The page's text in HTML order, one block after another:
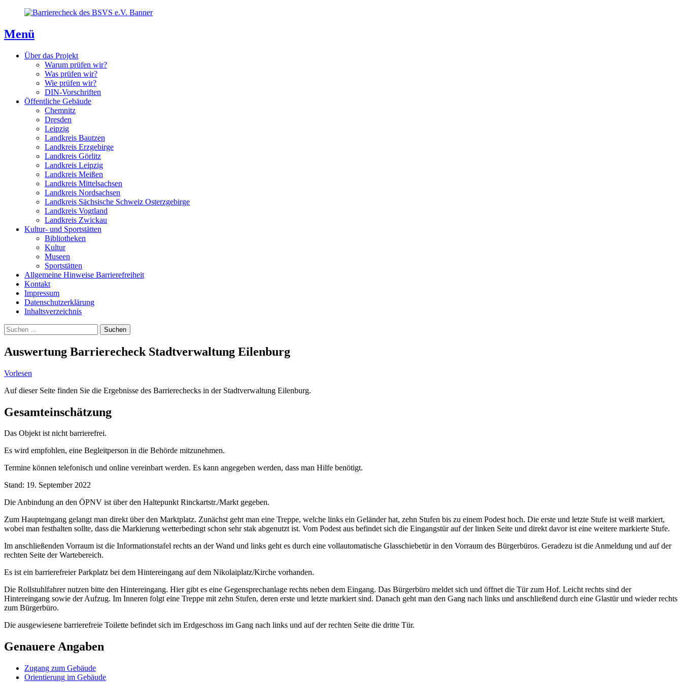
Inhaltsverzeichnis
Kontaktseite
Inhalt
Menü
Über das Projekt
Warum prüfen wir?
Was prüfen wir?
Wie prüfen wir?
DIN-Vorschriften
Öffentliche Gebäude
Chemnitz
Dresden
Leipzig
Landkreis Bautzen
Landkreis Erzgebirge
Landkreis Görlitz
Landkreis Leipzig
Landkreis Meißen
Landkreis Mittelsachsen
Landkreis Nordsachsen
Landkreis Sächsische Schweiz Osterzgebirge
Landkreis Vogtland
Landkreis Zwickau
Kultur- und Sportstätten
Bibliotheken
Kultur
Museen
Sportstätten
Allgemeine Hinweise Barrierefreiheit
Kontakt
Impressum
Datenschutzerklärung
Inhaltsverzeichnis
Suche
Suchen
nach:
Auswertung Barrierecheck Stadtverwaltung Eilenburg
Vorlesen
Auf dieser Seite finden Sie die Ergebnisse des Barrierechecks in der Stadtverwaltung Eilenburg.
Gesamteinschätzung
Das Objekt ist nicht barrierefrei.
Es wird empfohlen, eine Begleitperson in die Behörde mitzunehmen.
Termine können telefonisch und online vereinbart werden. Es kann angegeben werden, dass man Hilfe benötigt.
Stand: 19. September 2022
Die Anbindung an den ÖPNV ist über den Haltepunkt Rinckartstr./Markt gegeben.
Zum Haupteingang gelangt man direkt über den Marktplatz. Zunächst geht man eine Treppe, welche links ein Geländer hat, zehn Stufen bis zu einem Podest hoch. Die erste und letzte Stufe ist weiß markiert,
wobei man festhalten sollte, dass die Markierung wetterbedingt schon sehr stak abgenutzt ist. Vom Podest aus befindet sich die Eingangstür auf der linken Seite und direkt davor ist eine weitere markierte Stufe.
Im anschließenden Vorraum ist die Informationstafel rechts an der Wand und links geht es durch eine vollautomatische Glasschiebetür in den Vorraum des Bürgerbüros. Geradezu ist die Anmeldung und auf der
rechten Seite der Wartebereich.
Es ist ein barrierefreier Parkplatz bei dem Hintereingang auf dem Nikolaiplatz/Kirche vorhanden.
Die Rollstuhlfahrer nutzen bitte den Hintereingang. Hier gibt es eine Gegensprechanlage rechts neben dem Eingang. Das Bürgerbüro meldet sich und öffnet die Tür zum Hof. Leicht rechts sind der
Hintereingang sowie der Aufzug. Im Inneren folgt eine Treppe mit zehn Stufen, deren erste und letzte markiert sind. Danach geht man den Gang nach links und anschließend durch eine Glastür und wieder rechts
zum Bürgerbüro.
Die ausgewiesene barrierefreie Toilette befindet sich im Erdgeschoss im Gang nach links und auf der rechten Seite die dritte Tür.
Genauere Angaben
Zugang zum Gebäude
Orientierung im Gebäude